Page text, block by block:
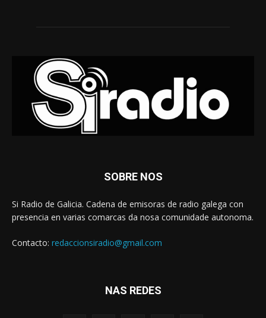
SOBRE NOS
Si Radio de Galicia. Cadena de emisoras de radio galega con
presencia en varias comarcas da nosa comunidade autonoma.
Contacto: redaccionsiradio@gmail.com
NAS REDES